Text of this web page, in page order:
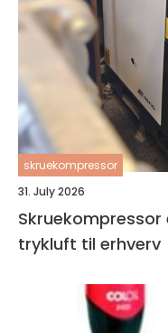
skruekompressor
31. July 2026
Skruekompressor effektiv og driftssikker
trykluft til erhverv